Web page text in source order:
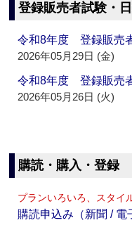
登録販売者試験・
令和8年度 登録販売
2026年05月29日 (金)
令和8年度 登録販売
2026年05月26日 (火)
購読・購入・登録
プランいろいろ、スタイ
購読申込み（新聞 / 電